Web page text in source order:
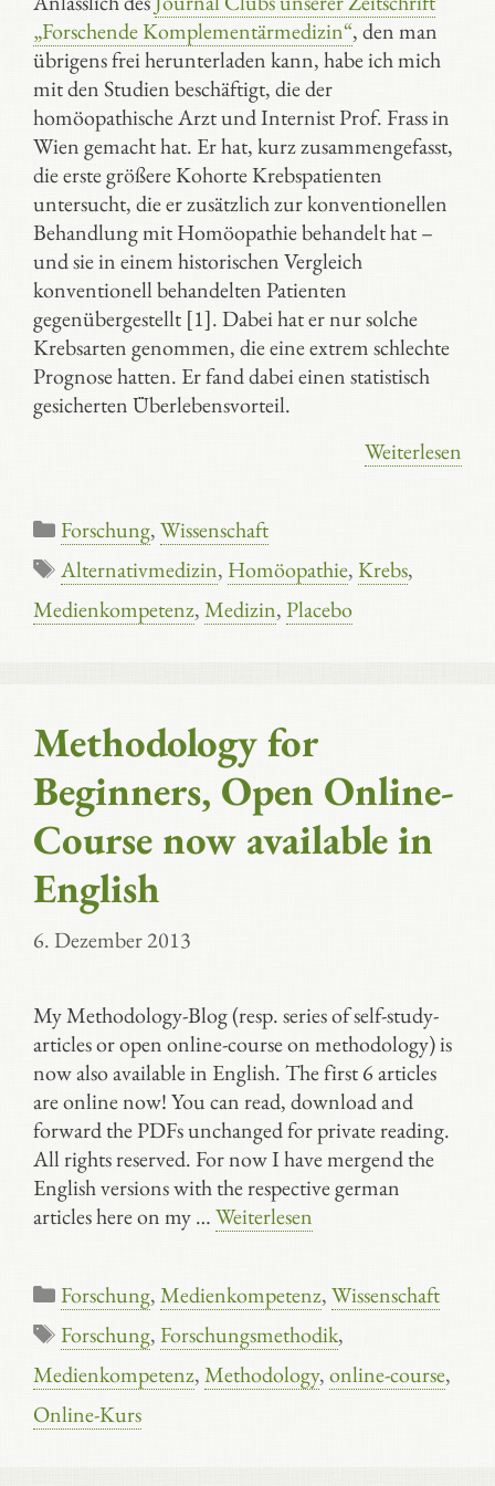
„Forschende Komplementärmedizin“, den man
übrigens frei herunterladen kann, habe ich mich
mit den Studien beschäftigt, die der
homöopathische Arzt und Internist Prof. Frass in
Wien gemacht hat. Er hat, kurz zusammengefasst,
die erste größere Kohorte Krebspatienten
untersucht, die er zusätzlich zur konventionellen
Behandlung mit Homöopathie behandelt hat –
und sie in einem historischen Vergleich
konventionell behandelten Patienten
gegenübergestellt [1]. Dabei hat er nur solche
Krebsarten genommen, die eine extrem schlechte
Prognose hatten. Er fand dabei einen statistisch
gesicherten Überlebensvorteil.
Weiterlesen
Kategorien
Forschung,Wissenschaft
Schlagwörter
Alternativmedizin, Homöopathie,Krebs,
Medienkompetenz,Medizin,Placebo
Methodology for
Beginners, Open Online-
Course now available in
English
6. Dezember 2013
My Methodology-Blog (resp. series of self-study-
articles or open online-course on methodology) is
now also available in English. The first 6 articles
are online now! You can read, download and
forward the PDFs unchanged for private reading.
All rights reserved. For now I have mergend the
English versions with the respective german
articles here on my …Weiterlesen
Kategorien
Forschung,Medienkompetenz,Wissenschaft
Schlagwörter
Forschung,Forschungsmethodik,
Medienkompetenz,Methodology,online-course,
Online-Kurs